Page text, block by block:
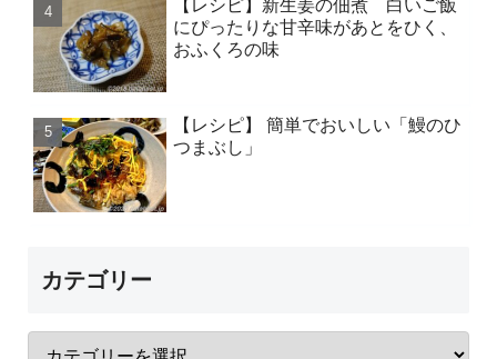
【レシピ】新生姜の佃煮 白いご飯
にぴったりな甘辛味があとをひく、
おふくろの味
【レシピ】 簡単でおいしい「鰻のひ
つまぶし」
カテゴリー